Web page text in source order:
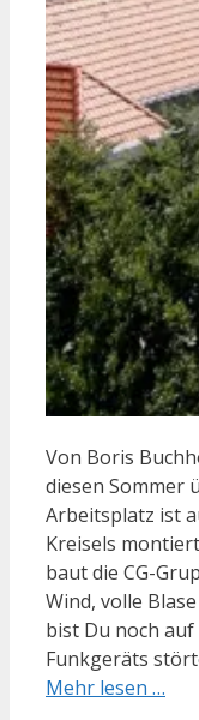
Von Boris
diesen Sommer
Arbeitsplatz ist
Kreisels
baut die CG-
Wind, volle
bist Du noch auf
Funkgeräts
Mehr lesen …